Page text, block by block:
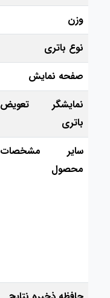
وزن
نوع باتری
صفحه نمایش
نمایشگر تعویض
باتری
سایر مشخصات
محصول